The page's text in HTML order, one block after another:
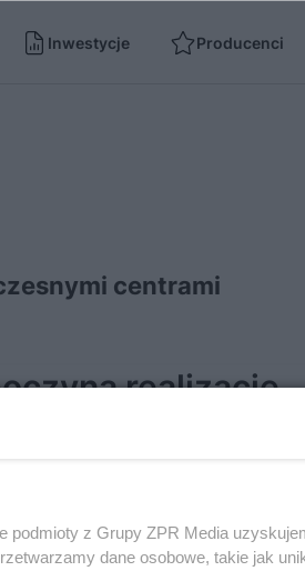
Inwestycje Producenci
centrami
realizację
podmioty z Grupy ZPR Media
dane osobowe, takie jak